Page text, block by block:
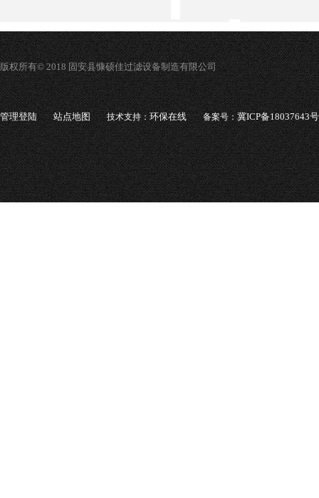
版权所有© 2018 固安县慷硕佳过滤设备制造有限公司
管理登陆 站点地图 技术支持：环保在线 备案号：冀ICP备18037643